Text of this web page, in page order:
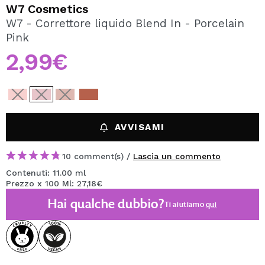
Creando un account su Maquibeauty.it potrai fare i tuoi
acquisti velocemente, controllare lo stato dei tuoi ordini e
CREARE UN ACCOUNT
W7 Cosmetics
W7 - Correttore liquido Blend In - Porcelain
Pink
2,99€
AVVISAMI
10 comment(s) / Lascia un commento
Contenuti: 11.00 ml
Prezzo x 100 Ml: 27,18€
Hai qualche dubbio?Ti aiutiamoqui